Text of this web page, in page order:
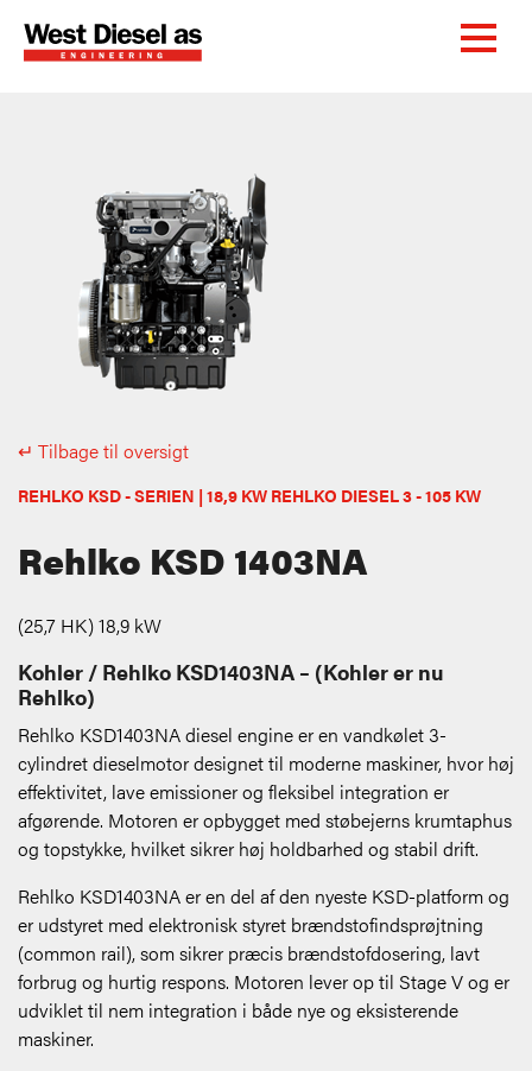
↵ Tilbage til oversigt
REHLKO KSD - SERIEN | 18,9 KW REHLKO DIESEL 3 - 105 KW
Rehlko KSD 1403NA
(25,7 HK) 18,9 kW
Kohler / Rehlko KSD1403NA – (Kohler er nu
Rehlko)
Rehlko KSD1403NA diesel engine er en vandkølet 3-
cylindret dieselmotor designet til moderne maskiner, hvor høj
effektivitet, lave emissioner og fleksibel integration er
afgørende. Motoren er opbygget med støbejerns krumtaphus
og topstykke, hvilket sikrer høj holdbarhed og stabil drift.
Rehlko KSD1403NA er en del af den nyeste KSD-platform og
er udstyret med elektronisk styret brændstofindsprøjtning
(common rail), som sikrer præcis brændstofdosering, lavt
forbrug og hurtig respons. Motoren lever op til Stage V og er
udviklet til nem integration i både nye og eksisterende
maskiner.